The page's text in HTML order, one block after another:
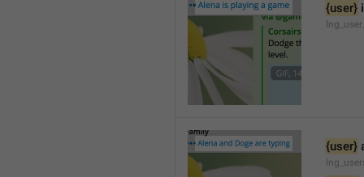
{user}
{user}